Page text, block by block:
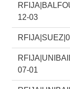
12-03
07-01